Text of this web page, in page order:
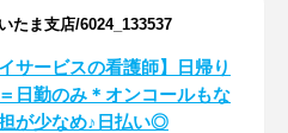
たま支店/6024_133537
イサービスの看護師】日帰り
日勤のみ＊オンコールもな
が少なめ♪日払い◎